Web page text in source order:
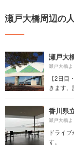
瀬戸大橋周辺の
瀬戸大
瀬戸大橋
【2日
きます。
香川県
瀬戸大橋
ドライ
す。